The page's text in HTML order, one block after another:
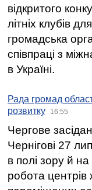
відкритого
літніх клубів
громадська
співпраці з
в Україні.
Рада громад
розвитку
16:55
Чергове
Чернігові 27
в полі зору й
робота центрів